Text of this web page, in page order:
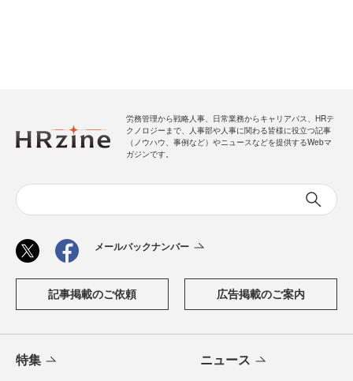
労務管理から戦略人事、日常業務からキャリアパス、HRテ
クノロジーまで、人事部や人事に関わる皆様に役立つ記事
（ノウハウ、事例など）やニュースなどを提供するWebマ
ガジンです。
メールバックナンバー
記事掲載のご依頼 広告掲載のご案内
特集 ニュース